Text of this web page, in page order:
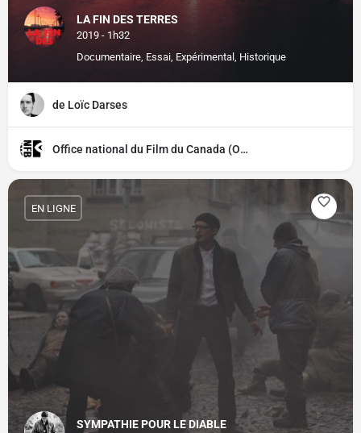
LA FIN DES TERRES
2019 - 1h32
Documentaire, Essai, Expérimental, Historique
de Loïc Darses
Office national du Film du Canada (ONF)
SYMPATHIE POUR LE DIABLE
EN LIGNE